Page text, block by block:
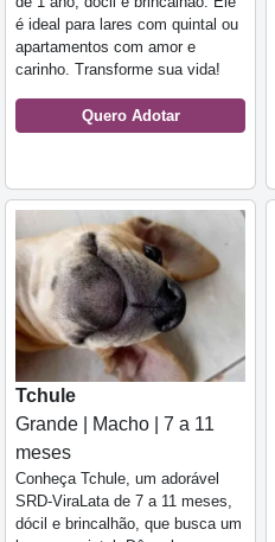
é ideal para lares com quintal ou
apartamentos com amor e
carinho. Transforme sua vida!
Quero Adotar
Tchule
Grande | Macho | 7 a 11
meses
Conheça Tchule, um adorável
SRD-ViraLata de 7 a 11 meses,
dócil e brincalhão, que busca um